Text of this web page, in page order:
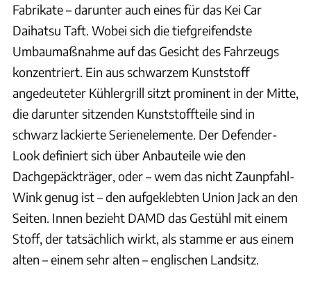
Fabrikate – darunter auch eines für das Kei Car
Daihatsu Taft. Wobei sich die tiefgreifendste
Umbaumaßnahme auf das Gesicht des Fahrzeugs
konzentriert. Ein aus schwarzem Kunststoff
angedeuteter Kühlergrill sitzt prominent in der Mitte,
die darunter sitzenden Kunststoffteile sind in
schwarz lackierte Serienelemente. Der Defender-
Look definiert sich über Anbauteile wie den
Dachgepäckträger, oder – wem das nicht Zaunpfahl-
Wink genug ist – den aufgeklebten Union Jack an den
Seiten. Innen bezieht DAMD das Gestühl mit einem
Stoff, der tatsächlich wirkt, als stamme er aus einem
alten – einem sehr alten – englischen Landsitz.